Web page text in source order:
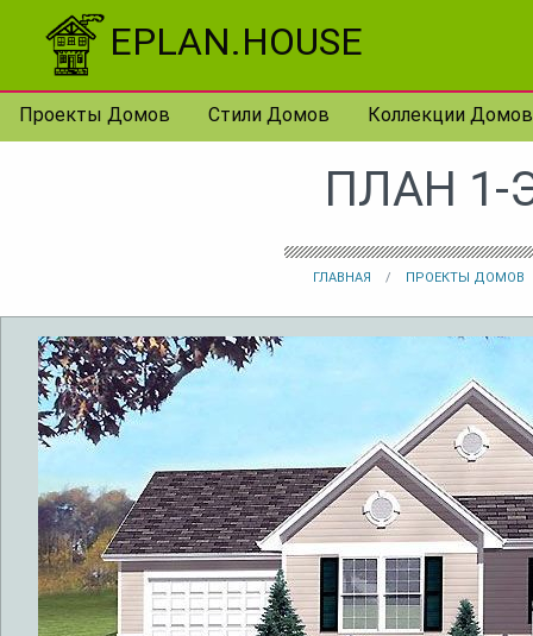
Перейти к контенту
EPLAN.HOUSE
Проекты Домов Стили Домов Коллекции Домов
ПЛАН 1-
ГЛАВНАЯ ПРОЕКТЫ ДОМОВ